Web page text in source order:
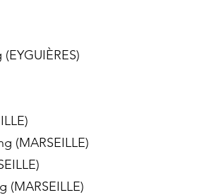
(MARSEILLE)
(MARSEILLE)